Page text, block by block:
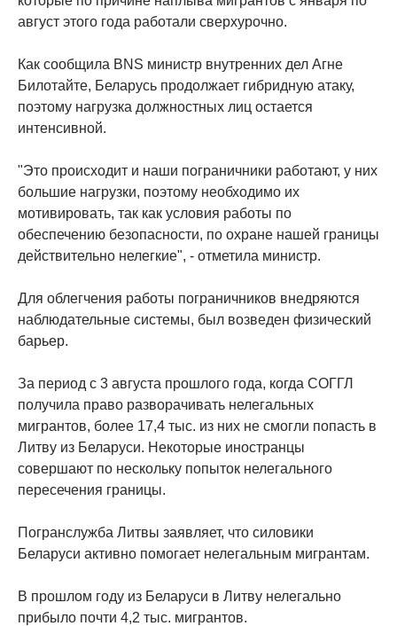
август этого года работали сверхурочно.
Как сообщила BNS министр внутренних дел Агне
Билотайте, Беларусь продолжает гибридную атаку,
поэтому нагрузка должностных лиц остается
интенсивной.
"Это происходит и наши пограничники работают, у них
большие нагрузки, поэтому необходимо их
мотивировать, так как условия работы по
обеспечению безопасности, по охране нашей границы
действительно нелегкие", - отметила министр.
Для облегчения работы пограничников внедряются
наблюдательные системы, был возведен физический
барьер.
За период с 3 августа прошлого года, когда СОГГЛ
получила право разворачивать нелегальных
мигрантов, более 17,4 тыс. из них не смогли попасть в
Литву из Беларуси. Некоторые иностранцы
совершают по нескольку попыток нелегального
пересечения границы.
Погранслужба Литвы заявляет, что силовики
Беларуси активно помогает нелегальным мигрантам.
В прошлом году из Беларуси в Литву нелегально
прибыло почти 4,2 тыс. мигрантов.